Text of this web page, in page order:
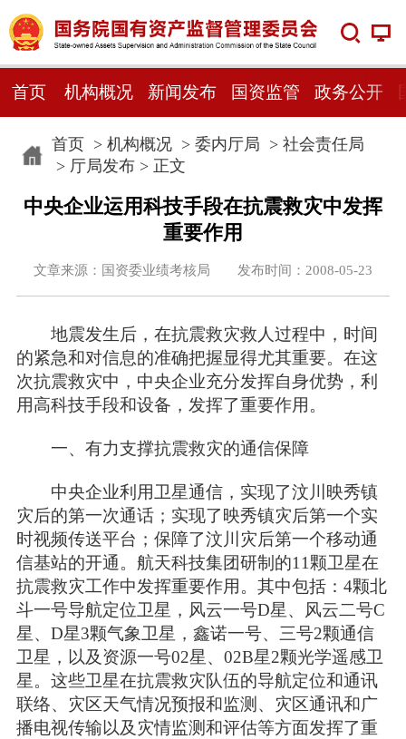
首页 机构概况 新闻发布 国资监管 政务公开
首页> 机构概况> 委内厅局 > 社会责任局
> 厅局发布> 正文
中央企业运用科技手段在抗震救灾中发挥
重要作用
文章来源：国资委业绩考核局 发布时间：2008-05-23
地震发生后，在抗震救灾救人过程中，时间
的紧急和对信息的准确把握显得尤其重要。在这
次抗震救灾中，中央企业充分发挥自身优势，利
用高科技手段和设备，发挥了重要作用。
一、有力支撑抗震救灾的通信保障
中央企业利用卫星通信，实现了汶川映秀镇
灾后的第一次通话；实现了映秀镇灾后第一个实
时视频传送平台；保障了汶川灾后第一个移动通
信基站的开通。航天科技集团研制的11颗卫星在
抗震救灾工作中发挥重要作用。其中包括：4颗北
斗一号导航定位卫星，风云一号D星、风云二号C
星、D星3颗气象卫星，鑫诺一号、三号2颗通信
卫星，以及资源一号02星、02B星2颗光学遥感卫
星。这些卫星在抗震救灾队伍的导航定位和通讯
联络、灾区天气情况预报和监测、灾区通讯和广
播电视传输以及灾情监测和评估等方面发挥了重